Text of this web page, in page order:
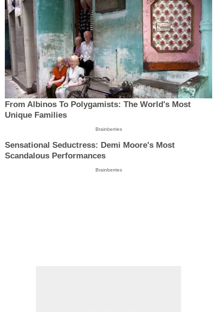
From Albinos To Polygamists: The World's Most
Unique Families
Brainberries
Sensational Seductress: Demi Moore's Most
Scandalous Performances
Brainberries